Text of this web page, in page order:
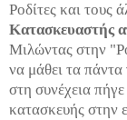
Ροδίτες και τους
Κατασκευαστής
Μιλώντας στην
να μάθει τα
στη συνέχεια
κατασκευής στην